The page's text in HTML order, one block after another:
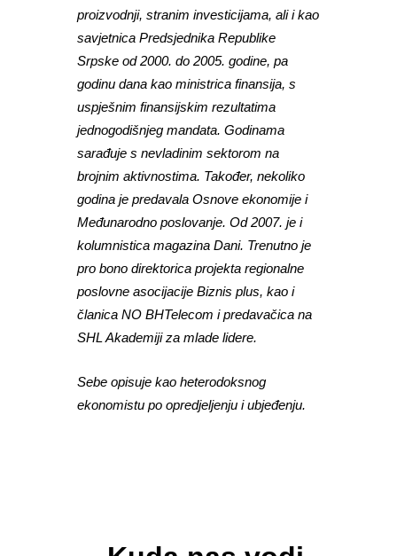
proizvodnji, stranim investicijama, ali i kao
savjetnica Predsjednika Republike
Srpske od 2000. do 2005. godine, pa
godinu dana kao ministrica finansija, s
uspješnim finansijskim rezultatima
jednogodišnjeg mandata. Godinama
sarađuje s nevladinim sektorom na
brojnim aktivnostima. Također, nekoliko
godina je predavala Osnove ekonomije i
Međunarodno poslovanje. Od 2007. je i
kolumnistica magazina Dani. Trenutno je
pro bono direktorica projekta regionalne
poslovne asocijacije Biznis plus, kao i
članica NO BHTelecom i predavačica na
SHL Akademiji za mlade lidere.
Sebe opisuje kao heterodoksnog
ekonomistu po opredjeljenju i ubjeđenju.